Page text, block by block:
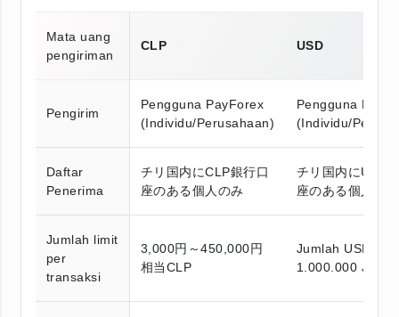
Mata uang
pengiriman
CLP USD
Pengirim
Pengguna PayForex
(Individu/Perusahaan)
Pengguna
(Individu/
Daftar
Penerima
チリ国内にCLP銀行口
座のある個人のみ
チリ国内にUSD
座のある個人・
Jumlah limit
per
transaksi
3,000円～450,000円
相当CLP
Jumlah USD
1.000.000 JPY